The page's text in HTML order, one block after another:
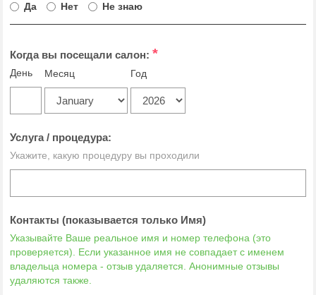
Да Нет Не знаю
Когда вы посещали салон: *
День Месяц Год
Услуга / процедура:
Укажите, какую процедуру вы проходили
Контакты (показывается только Имя)
Указывайте Ваше реальное имя и номер телефона (это
проверяется). Если указанное имя не совпадает с именем
владельца номера - отзыв удаляется. Анонимные отзывы
удаляются также.